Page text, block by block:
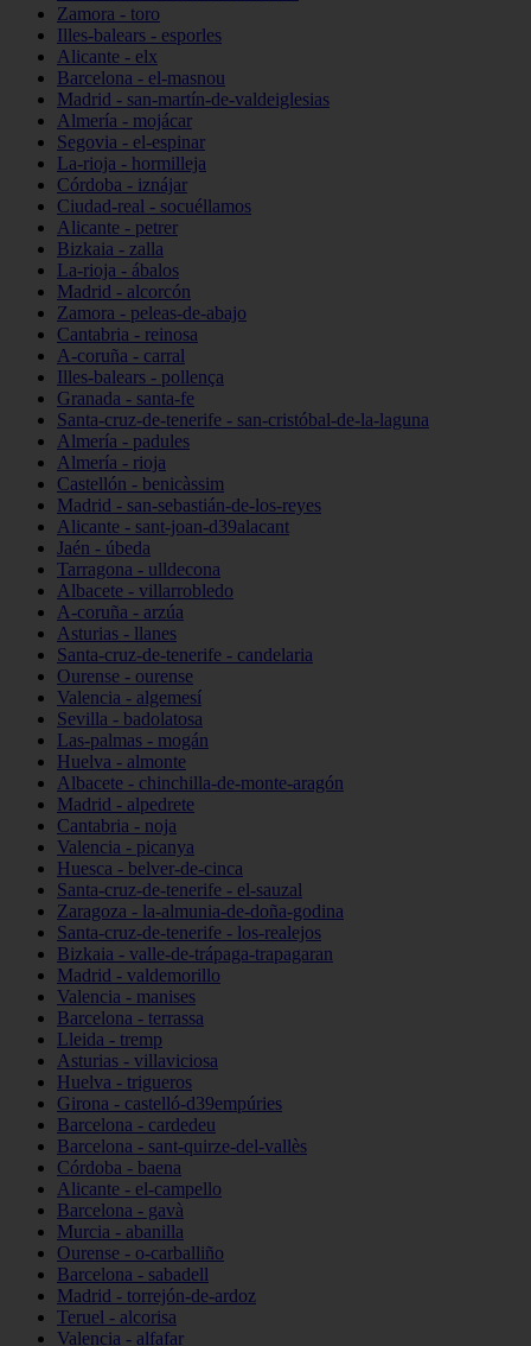
Zamora - toro
Illes-balears - esporles
Alicante - elx
Barcelona - el-masnou
Madrid - san-martín-de-valdeiglesias
Almería - mojácar
Segovia - el-espinar
La-rioja - hormilleja
Córdoba - iznájar
Ciudad-real - socuéllamos
Alicante - petrer
Bizkaia - zalla
La-rioja - ábalos
Madrid - alcorcón
Zamora - peleas-de-abajo
Cantabria - reinosa
A-coruña - carral
Illes-balears - pollença
Granada - santa-fe
Santa-cruz-de-tenerife - san-cristóbal-de-la-laguna
Almería - padules
Almería - rioja
Castellón - benicàssim
Madrid - san-sebastián-de-los-reyes
Alicante - sant-joan-d39alacant
Jaén - úbeda
Tarragona - ulldecona
Albacete - villarrobledo
A-coruña - arzúa
Asturias - llanes
Santa-cruz-de-tenerife - candelaria
Ourense - ourense
Valencia - algemesí
Sevilla - badolatosa
Las-palmas - mogán
Huelva - almonte
Albacete - chinchilla-de-monte-aragón
Madrid - alpedrete
Cantabria - noja
Valencia - picanya
Huesca - belver-de-cinca
Santa-cruz-de-tenerife - el-sauzal
Zaragoza - la-almunia-de-doña-godina
Santa-cruz-de-tenerife - los-realejos
Bizkaia - valle-de-trápaga-trapagaran
Madrid - valdemorillo
Valencia - manises
Barcelona - terrassa
Lleida - tremp
Asturias - villaviciosa
Huelva - trigueros
Girona - castelló-d39empúries
Barcelona - cardedeu
Barcelona - sant-quirze-del-vallès
Córdoba - baena
Alicante - el-campello
Barcelona - gavà
Murcia - abanilla
Ourense - o-carballiño
Barcelona - sabadell
Madrid - torrejón-de-ardoz
Teruel - alcorisa
Valencia - alfafar